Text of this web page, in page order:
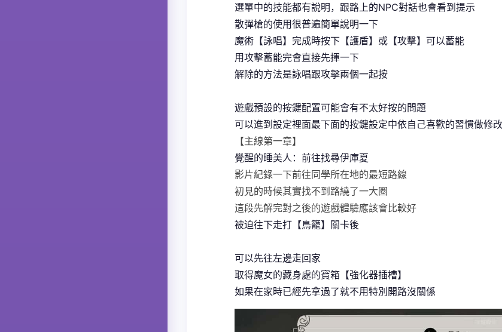
選單中的技能都有說明，跟路上的NPC對話也會看到提示
散彈槍的使用很普遍簡單說明一下
魔術【詠唱】完成時按下【護盾】或【攻擊】可以蓄能
用攻擊蓄能完會直接先揮一下
解除的方法是詠唱跟攻擊兩個一起按
遊戲預設的按鍵配置可能會有不太好按的問題
可以進到設定裡面最下面的按鍵設定中依自己喜歡的習慣做修改
【主線第一章】
覺醒的睡美人：前往找尋伊庫夏
影片紀錄一下前往同學所在地的最短路線
初見的時候其實找不到路繞了一大圈
這段先解完對之後的遊戲體驗應該會比較好
被迫往下走打【鳥籠】關卡後
可以先往左邊走回家
取得魔女的藏身處的寶箱【強化器插槽】
如果在家時已經先拿過了就不用特別開路沒關係